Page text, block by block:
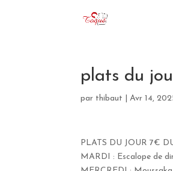
plats du
par thibaut |Avr 14,
PLATS DU JOUR 7€
MARDI : Escalope de